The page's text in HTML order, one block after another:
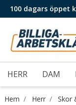
100 dagars öppet
HERR DAM
Hem Herr Skor